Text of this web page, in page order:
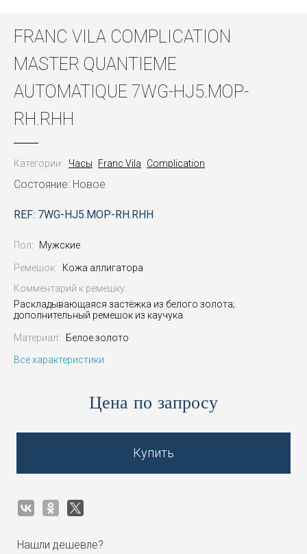
FRANC VILA COMPLICATION
MASTER QUANTIEME
AUTOMATIQUE 7WG-HJ5.MOP-
RH.RHH
Категории: Часы Franc Vila Complication
Состояние: Новое
REF: 7WG-HJ5.MOP-RH.RHH
Пол: Мужские
Ремешок:
Кожа аллигатора
Комментарий к ремешку:
Раскладывающаяся застёжка из белого золота;
дополнительный ремешок из каучука
Материал:
Белое золото
Все характеристики
Цена по запросу
Купить
Нашли дешевле?